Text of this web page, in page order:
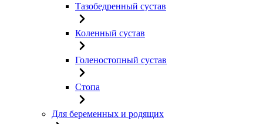
Тазобедренный сустав
Коленный сустав
Голеностопный сустав
Стопа
Для беременных и родящих